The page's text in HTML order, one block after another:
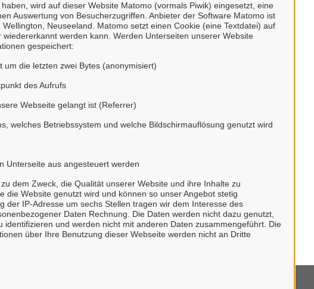
wird auf dieser Website Matomo (vormals Piwik) eingesetzt, eine
Auswertung von Besucherzugriffen. Anbieter der Software Matomo ist
Neuseeland. Matomo setzt einen Cookie (eine Textdatei) auf
werden kann. Werden Unterseiten unserer Website
gespeichert:
um die letzten zwei Bytes (anonymisiert)
des Aufrufs
Webseite gelangt ist (Referrer)
welches Betriebssystem und welche Bildschirmauflösung genutzt wird
Unterseite aus angesteuert werden
dem Zweck, die Qualität unserer Website und ihre Inhalte zu
die Website genutzt wird und können so unser Angebot stetig
der IP-Adresse um sechs Stellen tragen wir dem Interesse des
Daten Rechnung. Die Daten werden nicht dazu genutzt,
identifizieren und werden nicht mit anderen Daten zusammengeführt. Die
über Ihre Benutzung dieser Webseite werden nicht an Dritte
über unser Portal
einen Überblick über alle gestellten Anliegen und
mit uns unkompliziert in Kontakt treten.
des Bundes.